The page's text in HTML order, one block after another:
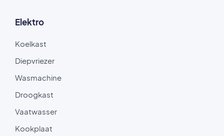
Elektro
Koelkast
Diepvriezer
Wasmachine
Droogkast
Vaatwasser
Kookplaat